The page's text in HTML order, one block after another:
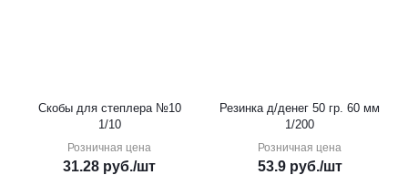
Скобы для степлера №10
1/10
Розничная цена
31.28 руб./шт
Резинка д/денег 50 гр. 60 мм
1/200
Розничная цена
53.9руб./шт